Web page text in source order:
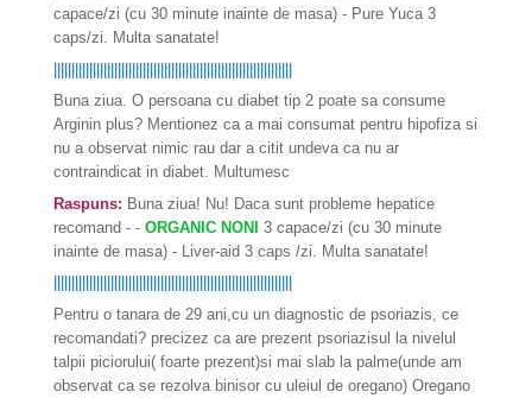
capace/zi (cu 30 minute inainte de masa) - Pure Yuca 3
caps/zi. Multa sanatate!
|||||||||||||||||||||||||||||||||||||||||||||||||||||||||||||||||||
Buna ziua. O persoana cu diabet tip 2 poate sa consume
Arginin plus? Mentionez ca a mai consumat pentru hipofiza si
nu a observat nimic rau dar a citit undeva ca nu ar
contraindicat in diabet. Multumesc
Raspuns: Buna ziua! Nu! Daca sunt probleme hepatice
recomand - - ORGANIC NONI 3 capace/zi (cu 30 minute
inainte de masa) - Liver-aid 3 caps /zi. Multa sanatate!
Pentru o tanara de 29 ani,cu un diagnostic de psoriazis, ce
recomandati? precizez ca are prezent psoriazisul la nivelul
talpii piciorului( foarte prezent)si mai slab la palme(unde am
observat ca se rezolva binisor cu uleiul de oregano) Oregano